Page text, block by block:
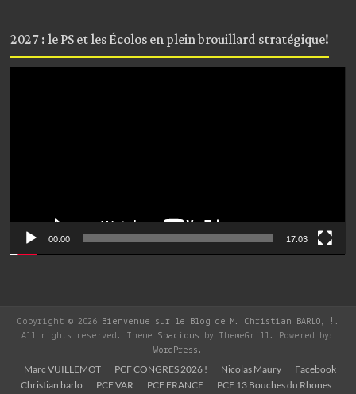
2027 : le PS et les Écolos en plein brouillard stratégique!
00:00 17:03
Copyright © 2026 Bienvenue sur le Blog de M. Christian BARLO, ! .
All rights reserved. Theme Spacious
by ThemeGrill. Powered by:
WordPress .
Marc VUILLEMOT PCF CONGRES 2026 ! Nicolas Maury
Facebook
Christian barlo
PCF VAR PCF FRANCE
PCF 13 Bouches du Rhones